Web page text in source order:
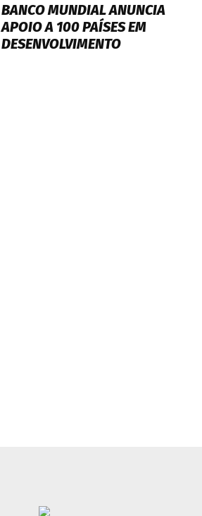
BANCO MUNDIAL ANUNCIA
APOIO A 100 PAÍSES EM
DESENVOLVIMENTO